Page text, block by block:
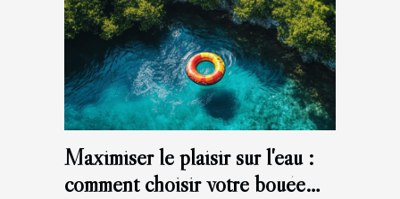
Maximiser le plaisir sur l'eau :
comment choisir votre bouée